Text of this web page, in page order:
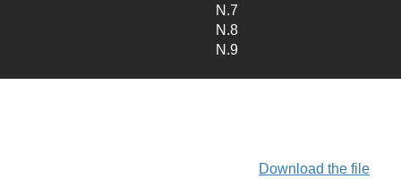
N.7
N.8
N.9
Download the file